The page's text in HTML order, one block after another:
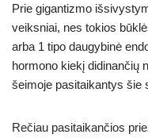
Prie gigantizmo
veiksniai, nes tokios
arba 1 tipo daugybinė
hormono kiekį didinančių
šeimoje pasitaikantys šie
Rečiau pasitaikančios